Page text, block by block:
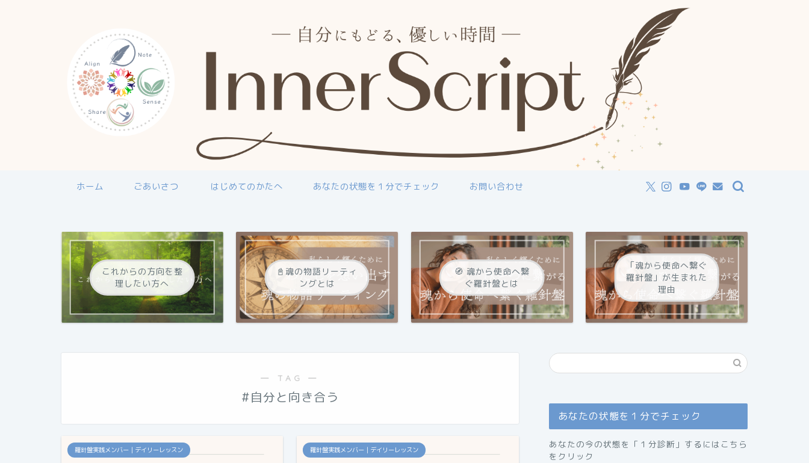
ホーム ごあいさつ はじめてのかたへ あなたの状態を１分でチェック お問い合わせ
これからの方向を整
理したい方へ
📓魂の物語リーティ
ングとは
🧭 魂から使命へ繋
ぐ羅針盤とは
「魂から使命へ繋ぐ
羅針盤」が生まれた
理由
― TAG ―
#自分と向き合う
羅針盤実践メンバー｜デイリーレッスン 羅針盤実践メンバー｜デイリーレッスン
あなたの状態を１分でチェック
あなたの今の状態を「１分診断」するにはこちら
をクリック